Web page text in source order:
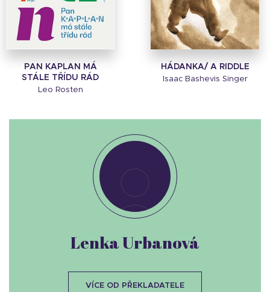
PAN KAPLAN MÁ
STÁLE TŘÍDU RÁD
Leo Rosten
HÁDANKA/ A RIDDLE
Isaac Bashevis Singer
Lenka Urbanová
VÍCE OD PŘEKLADATELE